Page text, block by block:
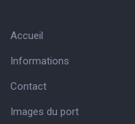
Accueil
Informations
Contact
Images du port